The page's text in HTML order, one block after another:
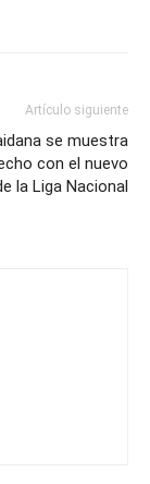
Artículo siguiente
se muestra
con el nuevo
la Liga Nacional